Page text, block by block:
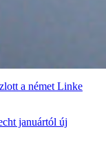
a német Linke
januártól új